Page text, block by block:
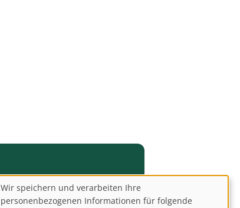
Use
Wir speichern und verarbeiten Ihre
personenbezogenen Informationen für folgende